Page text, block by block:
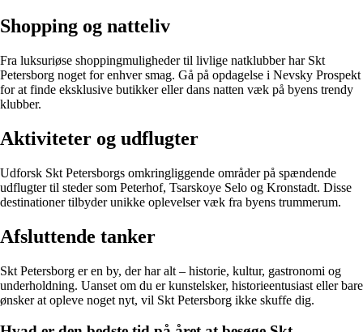
Shopping og natteliv
Fra luksuriøse shoppingmuligheder til livlige natklubber har Skt
Petersborg noget for enhver smag. Gå på opdagelse i Nevsky Prospekt
for at finde eksklusive butikker eller dans natten væk på byens trendy
klubber.
Aktiviteter og udflugter
Udforsk Skt Petersborgs omkringliggende områder på spændende
udflugter til steder som Peterhof, Tsarskoye Selo og Kronstadt. Disse
destinationer tilbyder unikke oplevelser væk fra byens trummerum.
Afsluttende tanker
Skt Petersborg er en by, der har alt – historie, kultur, gastronomi og
underholdning. Uanset om du er kunstelsker, historieentusiast eller bare
ønsker at opleve noget nyt, vil Skt Petersborg ikke skuffe dig.